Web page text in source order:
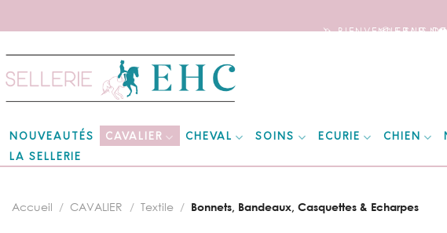
🦄 BIENVENUE SUR
📦 FRAIS ❤️
to
content
NOUVEAUTÉS CAVALIER CHEVAL SOINS ECURIE CHIEN
LA SELLERIE
Accueil / CAVALIER / Textile / Bonnets, Bandeaux, Casquettes & Echarpes